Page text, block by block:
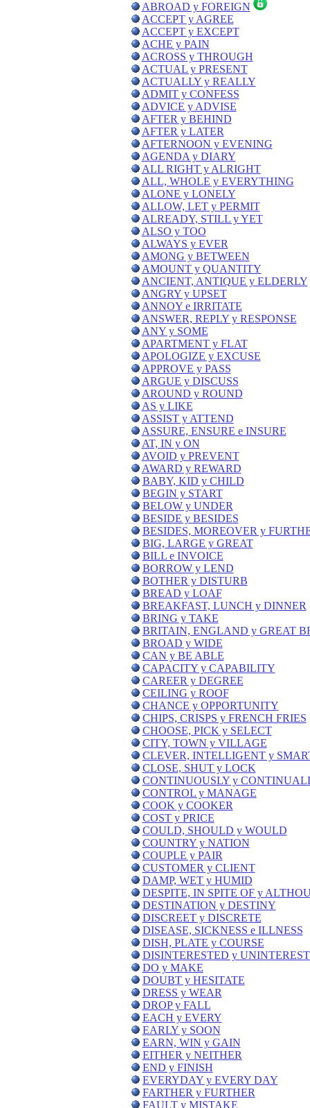
ABROAD y FOREIGN
ACCEPT y AGREE
ACCEPT y EXCEPT
ACHE y PAIN
ACROSS y THROUGH
ACTUAL y PRESENT
ACTUALLY y REALLY
ADMIT y CONFESS
ADVICE y ADVISE
AFTER y BEHIND
AFTER y LATER
AFTERNOON y EVENING
AGENDA y DIARY
ALL RIGHT y ALRIGHT
ALL, WHOLE y EVERYTHING
ALONE y LONELY
ALLOW, LET y PERMIT
ALREADY, STILL y YET
ALSO y TOO
ALWAYS y EVER
AMONG y BETWEEN
AMOUNT y QUANTITY
ANCIENT, ANTIQUE y ELDERLY
ANGRY y UPSET
ANNOY e IRRITATE
ANSWER, REPLY y RESPONSE
ANY y SOME
APARTMENT y FLAT
APOLOGIZE y EXCUSE
APPROVE y PASS
ARGUE y DISCUSS
AROUND y ROUND
AS y LIKE
ASSIST y ATTEND
ASSURE, ENSURE e INSURE
AT, IN y ON
AVOID y PREVENT
AWARD y REWARD
BABY, KID y CHILD
BEGIN y START
BELOW y UNDER
BESIDE y BESIDES
BESIDES, MOREOVER y
BIG, LARGE y GREAT
BILL e INVOICE
BORROW y LEND
BOTHER y DISTURB
BREAD y LOAF
BREAKFAST, LUNCH y DINNER
BRING y TAKE
BRITAIN, ENGLAND y GREAT
BROAD y WIDE
CAN y BE ABLE
CAPACITY y CAPABILITY
CAREER y DEGREE
CEILING y ROOF
CHANCE y OPPORTUNITY
CHIPS, CRISPS y FRENCH FRIES
CHOOSE, PICK y SELECT
CITY, TOWN y VILLAGE
CLEVER, INTELLIGENT y
CLOSE, SHUT y LOCK
CONTINUOUSLY y
CONTROL y MANAGE
COOK y COOKER
COST y PRICE
COULD, SHOULD y WOULD
COUNTRY y NATION
COUPLE y PAIR
CUSTOMER y CLIENT
DAMP, WET y HUMID
DESPITE, IN SPITE OF y
DESTINATION y DESTINY
DISCREET y DISCRETE
DISEASE, SICKNESS e ILLNESS
DISH, PLATE y COURSE
DISINTERESTED y
DO y MAKE
DOUBT y HESITATE
DRESS y WEAR
DROP y FALL
EACH y EVERY
EARLY y SOON
EARN, WIN y GAIN
EITHER y NEITHER
END y FINISH
EVERYDAY y EVERY DAY
FARTHER y FURTHER
FAULT y MISTAKE